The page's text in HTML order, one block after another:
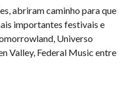
abriram caminho para que
importantes festivais e
Universo
Valley, Federal Music entre